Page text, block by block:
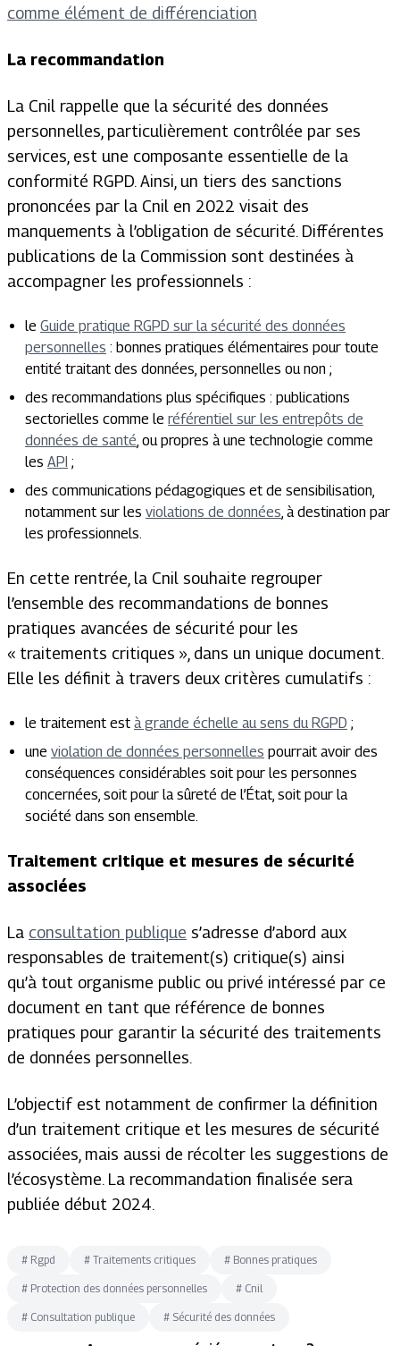
comme élément de différenciation
La recommandation
La Cnil rappelle que la sécurité des données
personnelles, particulièrement contrôlée par ses
services, est une composante essentielle de la
conformité RGPD. Ainsi, un tiers des sanctions
prononcées par la Cnil en 2022 visait des
manquements à l’obligation de sécurité. Différentes
publications de la Commission sont destinées à
accompagner les professionnels :
le Guide pratique RGPD sur la sécurité des données
personnelles : bonnes pratiques élémentaires pour toute
entité traitant des données, personnelles ou non ;
des recommandations plus spécifiques : publications
sectorielles comme le référentiel sur les entrepôts de
données de santé, ou propres à une technologie comme
les API ;
des communications pédagogiques et de sensibilisation,
notamment sur les violations de données, à destination par
les professionnels.
En cette rentrée, la Cnil souhaite regrouper
l’ensemble des recommandations de bonnes
pratiques avancées de sécurité pour les
« traitements critiques », dans un unique document.
Elle les définit à travers deux critères cumulatifs :
le traitement est à grande échelle au sens du RGPD ;
une violation de données personnelles pourrait avoir des
conséquences considérables soit pour les personnes
concernées, soit pour la sûreté de l’État, soit pour la
société dans son ensemble.
Traitement critique et mesures de sécurité
associées
La consultation publique s’adresse d’abord aux
responsables de traitement(s) critique(s) ainsi
qu’à tout organisme public ou privé intéressé par ce
document en tant que référence de bonnes
pratiques pour garantir la sécurité des traitements
de données personnelles.
L’objectif est notamment de confirmer la définition
d’un traitement critique et les mesures de sécurité
associées, mais aussi de récolter les suggestions de
l’écosystème. La recommandation finalisée sera
publiée début 2024.
# Rgpd # Traitements critiques # Bonnes pratiques
# Protection des données personnelles # Cnil
# Consultation publique # Sécurité des données